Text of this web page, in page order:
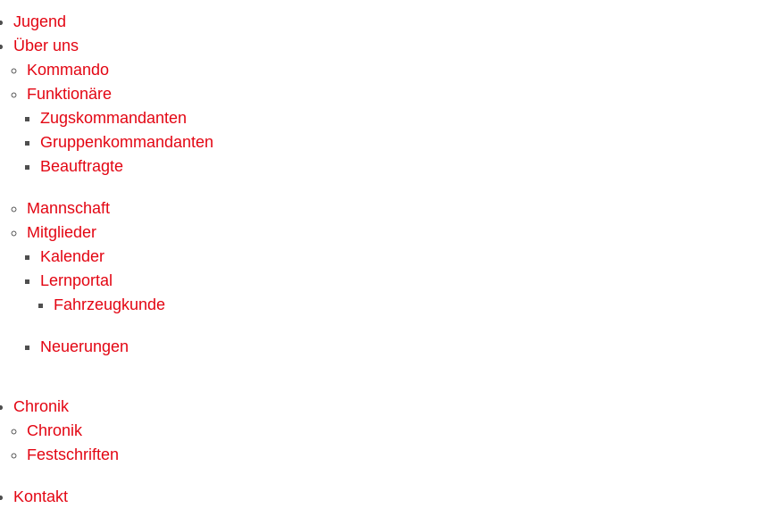
Jugend
Über uns
Kommando
Funktionäre
Zugskommandanten
Gruppenkommandanten
Beauftragte
Mannschaft
Mitglieder
Kalender
Lernportal
Fahrzeugkunde
Neuerungen
Chronik
Chronik
Festschriften
Kontakt